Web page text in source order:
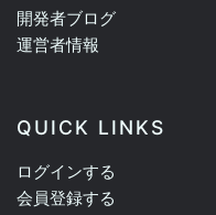
開発者ブログ
運営者情報
QUICK LINKS
ログインする
会員登録する